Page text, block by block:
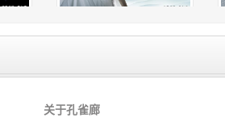
要微笑面对
关于孔雀廊